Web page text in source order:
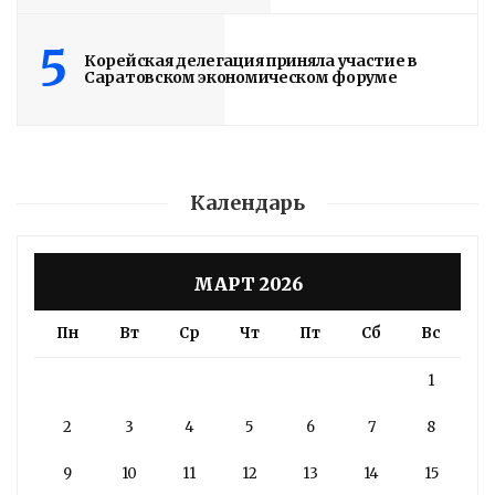
5
Корейская делегация приняла участие в
Саратовском экономическом форуме
Календарь
МАРТ 2026
Пн Вт Ср Чт Пт Сб Вс
1
2 3 4 5 6 7 8
9 10 11 12 13 14 15